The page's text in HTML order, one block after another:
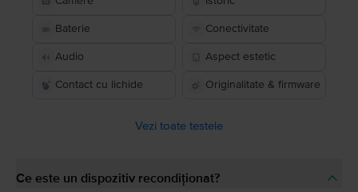
Baterie Conectivitate
Audio Aspect estetic
Contact cu lichide Originalitate & firmware
Vezi toate testele
Ce este un dispozitiv recondiționat?